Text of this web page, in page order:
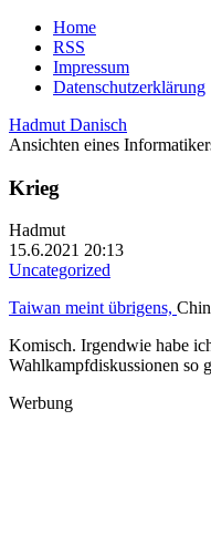
Home
RSS
Impressum
Datenschutzerklärung
Hadmut Danisch
Ansichten eines
Krieg
Hadmut
15.6.2021 20:13
Uncategorized
Taiwan meint übrigens,
Komisch. Irgendwie habe
Wahlkampfdiskussionen so
Werbung